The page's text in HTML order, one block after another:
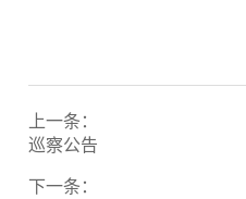
上一条：
巡察公告
下一条：